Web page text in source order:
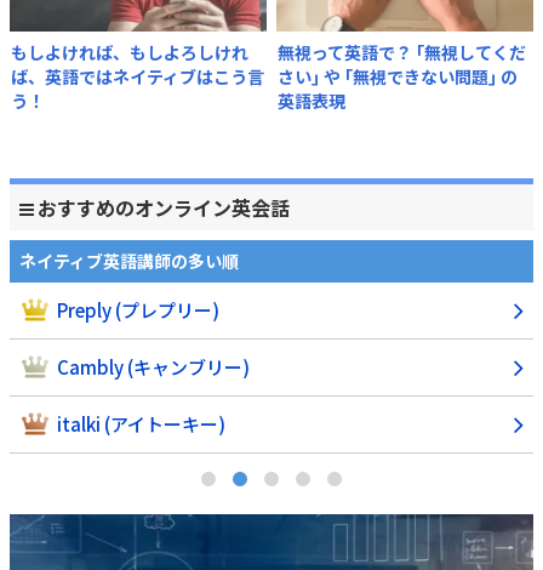
もしよければ、もしよろしけれ
ば、英語ではネイティブはこう言
う！
無視って英語で？ ｢無視してくだ
さい｣ や ｢無視できない問題｣ の
英語表現
おすすめのオンライン英会話
ビジネス英語のレベルアップに役立つ順
italki (アイトーキー)
ビズメイツ
ベストティーチャー